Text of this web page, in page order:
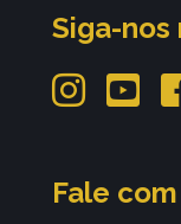
Siga-nos
Fale